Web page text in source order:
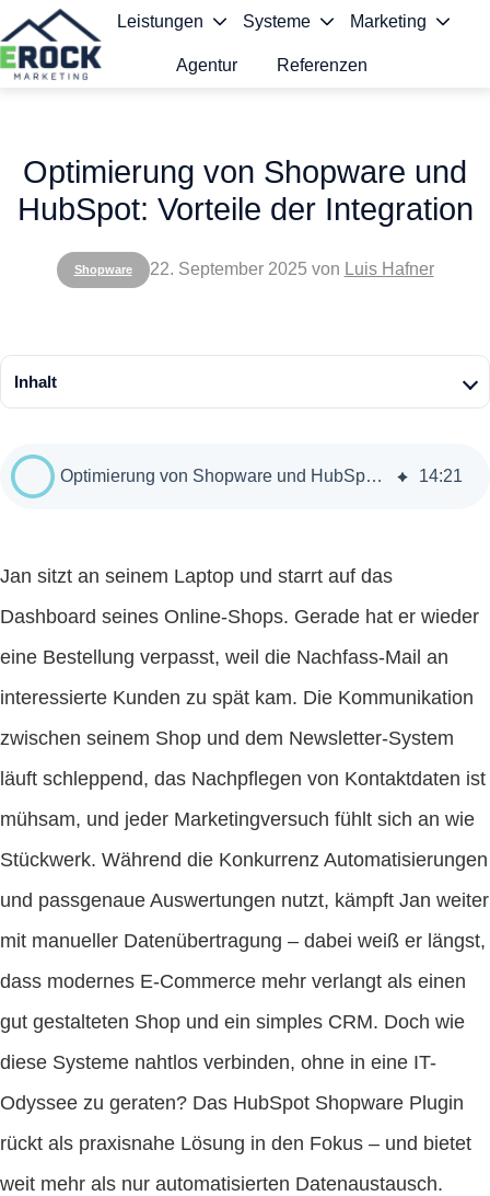
Leistungen Systeme Marketing
Agentur Referenzen
Shopware
Optimierung von Shopware und
HubSpot: Vorteile der Integration
22. September 2025 von Luis Hafner
Inhalt
Optimierung von Shopware und HubSpot: Vorteile der Integration 14:21
Jan sitzt an seinem Laptop und starrt auf das
Dashboard seines Online-Shops. Gerade hat er wieder
eine Bestellung verpasst, weil die Nachfass-Mail an
interessierte Kunden zu spät kam. Die Kommunikation
zwischen seinem Shop und dem Newsletter-System
läuft schleppend, das Nachpflegen von Kontaktdaten ist
mühsam, und jeder Marketingversuch fühlt sich an wie
Stückwerk. Während die Konkurrenz Automatisierungen
und passgenaue Auswertungen nutzt, kämpft Jan weiter
mit manueller Datenübertragung – dabei weiß er längst,
dass modernes E-Commerce mehr verlangt als einen
gut gestalteten Shop und ein simples CRM. Doch wie
diese Systeme nahtlos verbinden, ohne in eine IT-
Odyssee zu geraten? Das HubSpot Shopware Plugin
rückt als praxisnahe Lösung in den Fokus – und bietet
weit mehr als nur automatisierten Datenaustausch.